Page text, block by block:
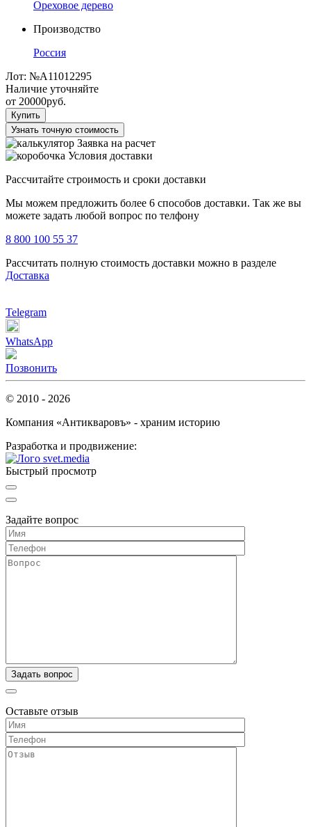
Ореховое дерево
Производство
Россия
Лот: №А11012295
Наличие уточняйте
от 20000руб.
Купить
Узнать точную стоимость
Заявка на расчет
Условия доставки
Рассчитайте строимость и сроки доставки
Мы можем предложить более 6 способов доставки. Так же вы
можете задать любой вопрос по телфону
8 800 100 55 37
Рассчитать полную стоимость доставки можно в разделе
Доставка
Telegram
WhatsApp
Позвонить
© 2010 - 2026
Компания «Антикваровъ» - храним историю
Разработка и продвижение:
Быстрый просмотр
Задайте вопрос
Оставьте отзыв